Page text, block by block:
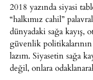
2018 yazında siyasi
“halkımız cahil”
dünyadaki sağa
güvenlik
lazım. Siyasetin sağa
değil, onlara